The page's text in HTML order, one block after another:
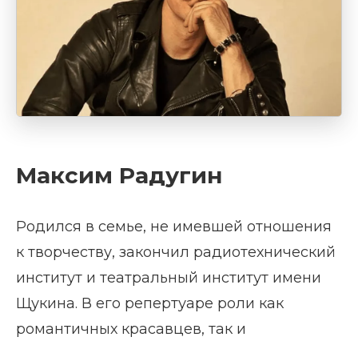
Максим Радугин
Родился в семье, не имевшей отношения
к творчеству, закончил радиотехнический
институт и театральный институт имени
Щукина. В его репертуаре роли как
романтичных красавцев, так и